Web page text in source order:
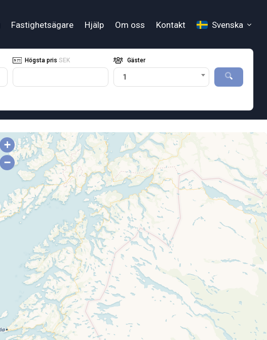
Fastighetsägare Hjälp Om oss Kontakt Svenska
Högsta pris SEK Gäster
1
+
−